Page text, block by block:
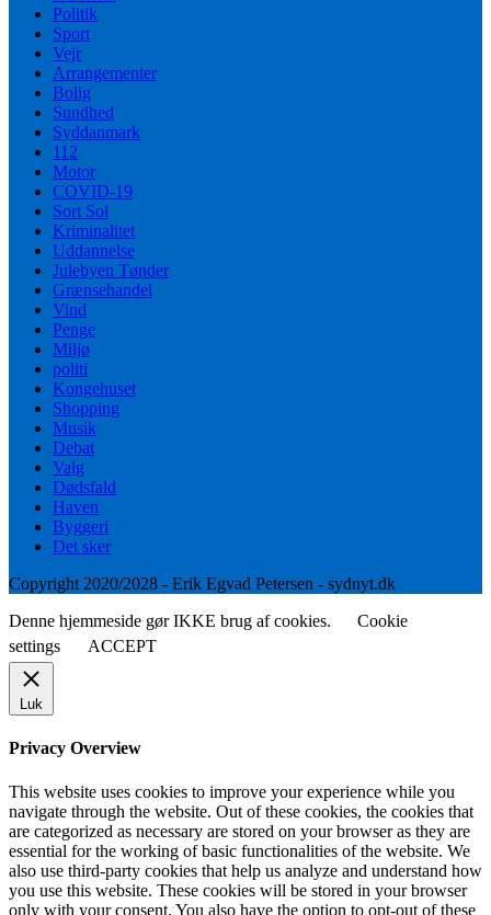
Politik
Sport
Vejr
Arrangementer
Bolig
Sundhed
Syddanmark
112
Motor
COVID-19
Sort Sol
Kriminalitet
Uddannelse
Julebyen Tønder
Grænsehandel
Vind
Penge
Miljø
politi
Kongehuset
Shopping
Musik
Debat
Valg
Dødsfald
Haven
Byggeri
Det sker
Copyright 2020/2028 - Erik Egvad Petersen - sydnyt.dk
Denne hjemmeside gør IKKE brug af cookies.
Cookie
settings
ACCEPT
Luk
Privacy Overview
This website uses cookies to improve your experience while you
navigate through the website. Out of these cookies, the cookies that
are categorized as necessary are stored on your browser as they are
essential for the working of basic functionalities of the website. We
also use third-party cookies that help us analyze and understand how
you use this website. These cookies will be stored in your browser
only with your consent. You also have the option to opt-out of these